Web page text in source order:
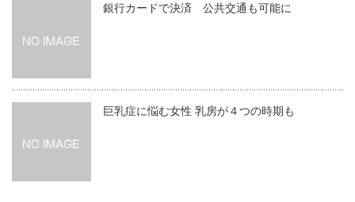
銀行カードで決済 公共交通も可能に
巨乳症に悩む女性 乳房が４つの時期も